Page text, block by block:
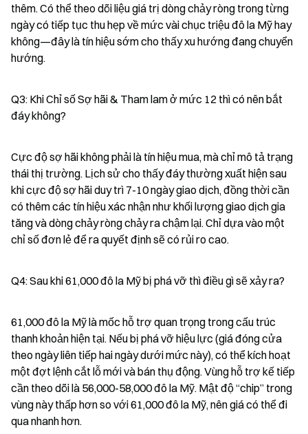
thêm. Có thể theo dõi liệu giá trị dòng chảy ròng trong từng
ngày có tiếp tục thu hẹp về mức vài chục triệu đô la Mỹ hay
không—đây là tín hiệu sớm cho thấy xu hướng đang chuyển
hướng.
Q3: Khi Chỉ số Sợ hãi & Tham lam ở mức 12 thì có nên bắt
đáy không?
Cực độ sợ hãi không phải là tín hiệu mua, mà chỉ mô tả trạng
thái thị trường. Lịch sử cho thấy đáy thường xuất hiện sau
khi cực độ sợ hãi duy trì 7-10 ngày giao dịch, đồng thời cần
có thêm các tín hiệu xác nhận như khối lượng giao dịch gia
tăng và dòng chảy ròng chảy ra chậm lại. Chỉ dựa vào một
chỉ số đơn lẻ để ra quyết định sẽ có rủi ro cao.
Q4: Sau khi 61,000 đô la Mỹ bị phá vỡ thì điều gì sẽ xảy ra?
61,000 đô la Mỹ là mốc hỗ trợ quan trọng trong cấu trúc
thanh khoản hiện tại. Nếu bị phá vỡ hiệu lực (giá đóng cửa
theo ngày liên tiếp hai ngày dưới mức này), có thể kích hoạt
một đợt lệnh cắt lỗ mới và bán thụ động. Vùng hỗ trợ kế tiếp
cần theo dõi là 56,000-58,000 đô la Mỹ. Mật độ “chip” trong
vùng này thấp hơn so với 61,000 đô la Mỹ, nên giá có thể đi
qua nhanh hơn.